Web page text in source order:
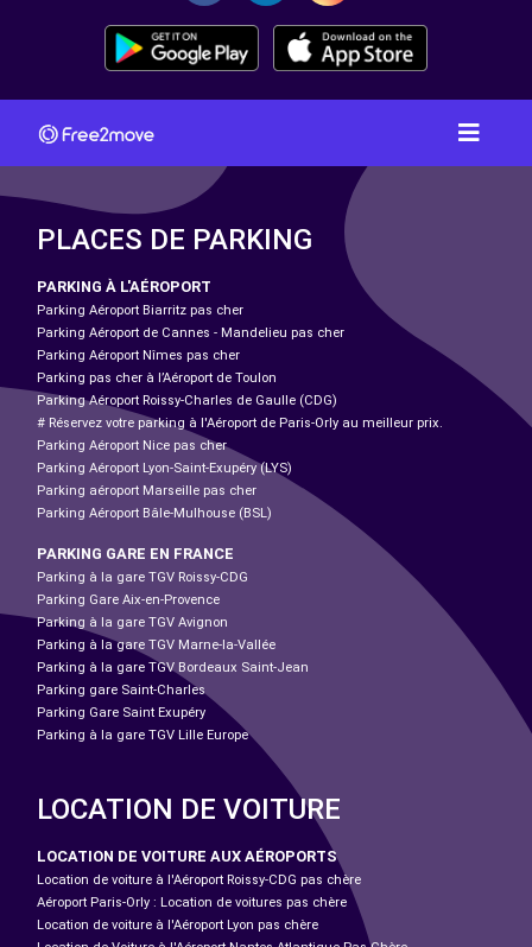
PLACES DE PARKING
PARKING À L'AÉROPORT
Parking Aéroport Biarritz pas cher
Parking Aéroport de Cannes - Mandelieu pas cher
Parking Aéroport Nîmes pas cher
Parking pas cher à l’Aéroport de Toulon
Parking Aéroport Roissy-Charles de Gaulle (CDG)
# Réservez votre parking à l'Aéroport de Paris-Orly au meilleur prix.
Parking Aéroport Nice pas cher
Parking Aéroport Lyon-Saint-Exupéry (LYS)
Parking aéroport Marseille pas cher
Parking Aéroport Bâle-Mulhouse (BSL)
PARKING GARE EN FRANCE
Parking à la gare TGV Roissy-CDG
Parking Gare Aix-en-Provence
Parking à la gare TGV Avignon
Parking à la gare TGV Marne-la-Vallée
Parking à la gare TGV Bordeaux Saint-Jean
Parking gare Saint-Charles
Parking Gare Saint Exupéry
Parking à la gare TGV Lille Europe
LOCATION DE VOITURE
LOCATION DE VOITURE AUX AÉROPORTS
Location de voiture à l'Aéroport Roissy-CDG pas chère
Aéroport Paris-Orly : Location de voitures pas chère
Location de voiture à l'Aéroport Lyon pas chère